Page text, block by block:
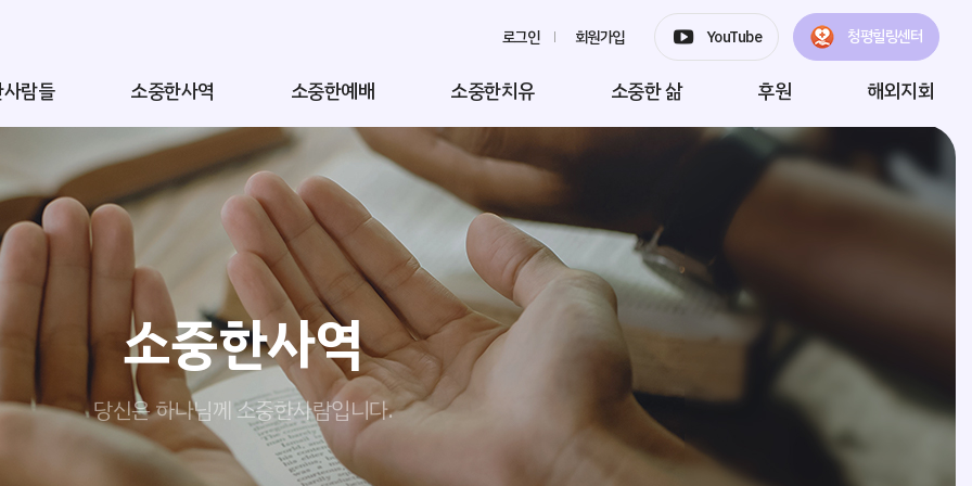
람들 소중한사역 소중한예배 소중한치유 소중한 삶 후원 해외지회
로그인 회원가입 YouTube 청평힐링센터
소중한사역
당신은 하나님께 소중한사람입니다.